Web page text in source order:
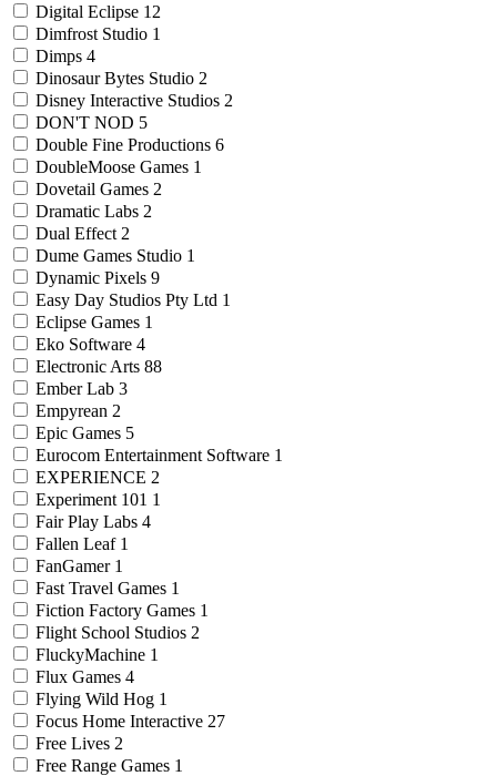
Digital Eclipse 12
Dimfrost Studio 1
Dimps 4
Dinosaur Bytes Studio 2
Disney Interactive Studios 2
DON'T NOD 5
Double Fine Productions 6
DoubleMoose Games 1
Dovetail Games 2
Dramatic Labs 2
Dual Effect 2
Dume Games Studio 1
Dynamic Pixels 9
Easy Day Studios Pty Ltd 1
Eclipse Games 1
Eko Software 4
Electronic Arts 88
Ember Lab 3
Empyrean 2
Epic Games 5
Eurocom Entertainment Software 1
EXPERIENCE 2
Experiment 101 1
Fair Play Labs 4
Fallen Leaf 1
FanGamer 1
Fast Travel Games 1
Fiction Factory Games 1
Flight School Studios 2
FluckyMachine 1
Flux Games 4
Flying Wild Hog 1
Focus Home Interactive 27
Free Lives 2
Free Range Games 1